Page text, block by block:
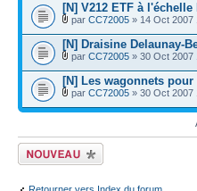
[N] V212 ETF à l'échelle
par CC72005 » 14 Oct 2007
[N] Draisine Delaunay-
par CC72005 » 30 Oct 2007
[N] Les wagonnets pour
par CC72005 » 30 Oct 2007
Écrire un nouveau
sujet
Retourner vers Index du forum